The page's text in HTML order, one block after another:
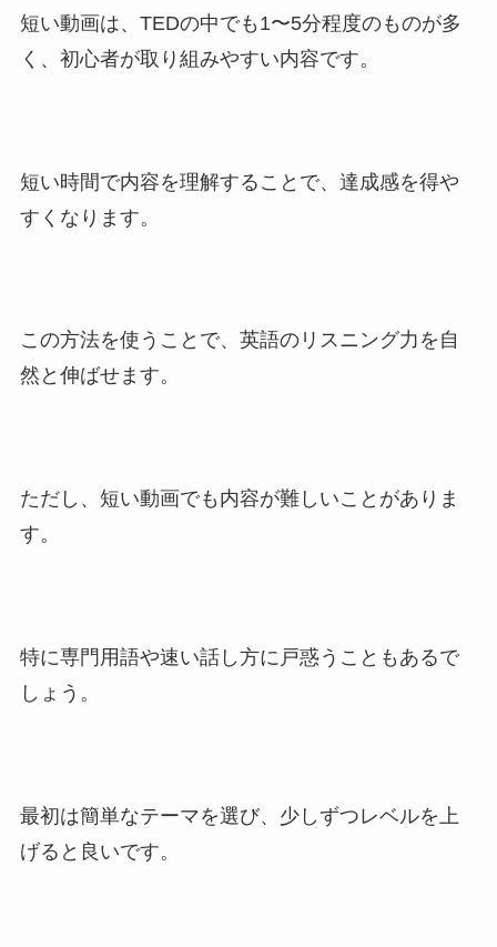
短い動画は、TEDの中でも1〜5分程度のものが多
く、初心者が取り組みやすい内容です。
短い時間で内容を理解することで、達成感を得や
すくなります。
この方法を使うことで、英語のリスニング力を自
然と伸ばせます。
ただし、短い動画でも内容が難しいことがありま
す。
特に専門用語や速い話し方に戸惑うこともあるで
しょう。
最初は簡単なテーマを選び、少しずつレベルを上
げると良いです。